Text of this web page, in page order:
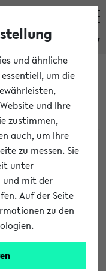
eKVV
und ähnliche
um die
und Ihre
zustimmen,
auch, um Ihre
zu messen. Sie
unter
und mit der
Auf der Seite
zu den